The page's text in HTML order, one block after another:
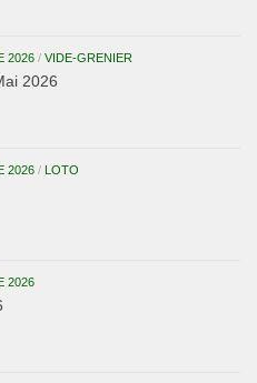
2026 / VIDE-GRENIER
2026
2026 / LOTO
2026